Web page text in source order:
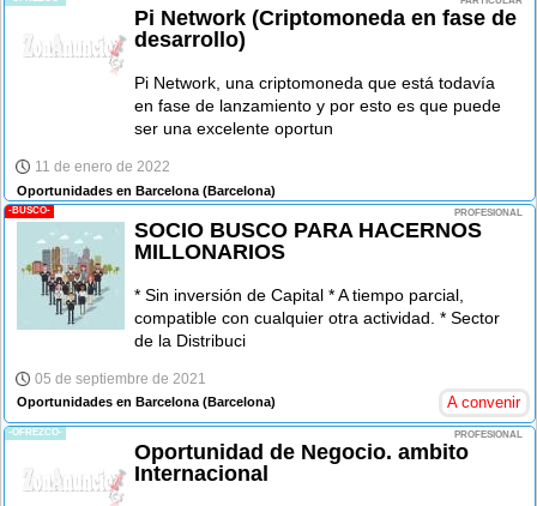
Pi Network (Criptomoneda en fase de
desarrollo)
Pi Network, una criptomoneda que está todavía
en fase de lanzamiento y por esto es que puede
ser una excelente oportun
11 de enero de 2022
Oportunidades en Barcelona (Barcelona)
-BUSCO- PROFESIONAL
SOCIO BUSCO PARA HACERNOS
MILLONARIOS
* Sin inversión de Capital * A tiempo parcial,
compatible con cualquier otra actividad. * Sector
de la Distribuci
05 de septiembre de 2021
Oportunidades en Barcelona (Barcelona) A convenir
-OFREZCO- PROFESIONAL
Oportunidad de Negocio. ambito
Internacional